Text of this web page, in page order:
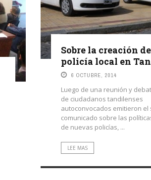
Sobre la creación
policía local en
6 OCTUBRE, 2014
Luego de una reunión y
de ciudadanos tandilenses
autoconvocados emitieron el
comunicado sobre las
de nuevas policías, ...
LEE MAS